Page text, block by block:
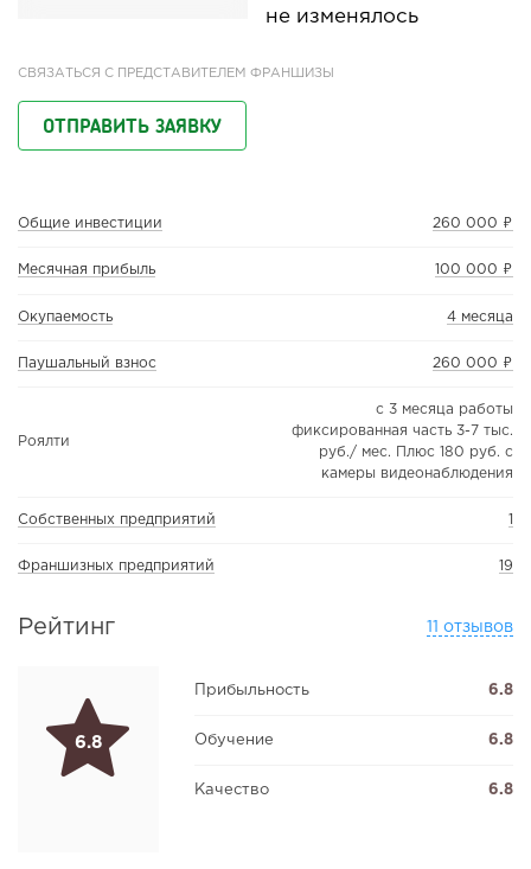
не изменялось
СВЯЗАТЬСЯ С ПРЕДСТАВИТЕЛЕМ ФРАНШИЗЫ
ОТПРАВИТЬ ЗАЯВКУ
Общие инвестиции 260 000 ₽
Месячная прибыль 100 000 ₽
Окупаемость 4 месяца
Паушальный взнос 260 000 ₽
Роялти
с 3 месяца работы
фиксированная часть 3-7 тыс.
руб./ мес. Плюс 180 руб. с
камеры видеонаблюдения
Собственных предприятий 1
Франшизных предприятий 19
Рейтинг 11 отзывов
6.8
Прибыльность 6.8
Обучение 6.8
Качество 6.8